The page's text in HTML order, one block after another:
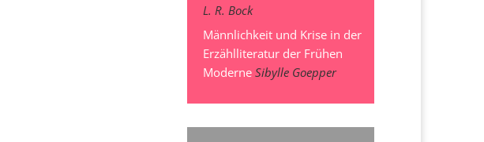
L. R. Bock
Männlichkeit und Krise in der
Erzählliteratur der Frühen
Moderne Sibylle Goepper